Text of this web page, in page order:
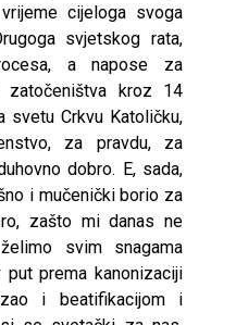
cijeloga svoga
svjetskog rata,
a napose za
kroz 14
svetu Crkvu Katoličku,
za pravdu, za
dobro. E, sada,
i mučenički borio za
zašto mi danas ne
svim snagama
prema kanonizaciji
i beatifikacijom i